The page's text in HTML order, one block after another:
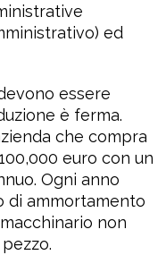
ed
essere
è ferma.
che compra
euro con un
Ogni anno
di ammortamento
non